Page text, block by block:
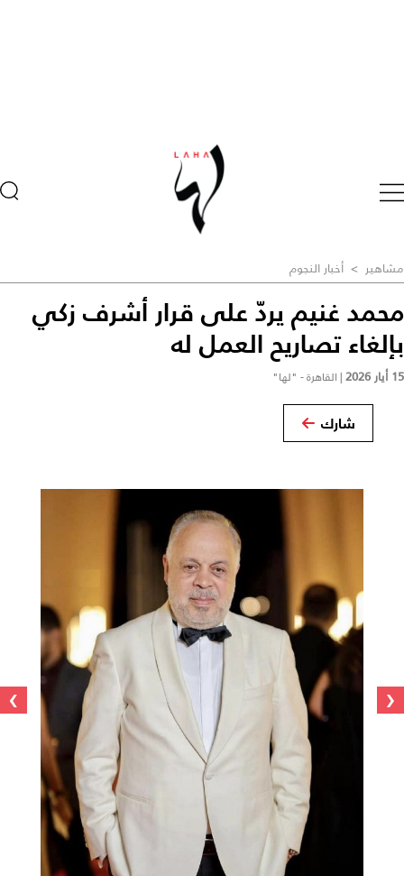
مشاهير > أخبار النجوم
محمد غنيم يردّ على قرار أشرف زكي
بإلغاء تصاريح العمل له
15 أيار 2026 | القاهرة - "لها"
شارك
‹
›